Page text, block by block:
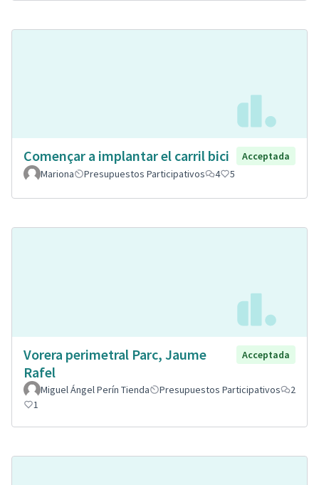
Començar a implantar el carril bici
Acceptada
Mariona
Presupuestos Participativos 4 5
Vorera perimetral Parc, Jaume
Rafel
Acceptada
Miguel Ángel Perín Tienda Presupuestos Participativos
2
1